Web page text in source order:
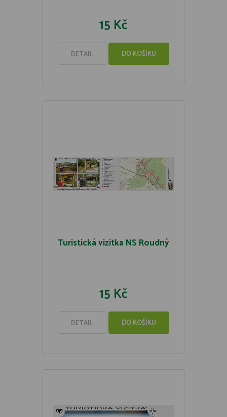
15 Kč
DETAIL DO KOŠÍKU
Turistická vizitka NS Roudný
15 Kč
DETAIL DO KOŠÍKU